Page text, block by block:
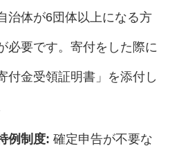
治体が6団体以上になる方
必要です。寄付をした際に
付金受領証明書」を添付し
例制度: 確定申告が不要な